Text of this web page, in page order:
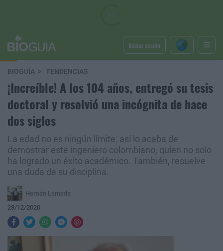
Iniciar sesión
BIOGUÍA TENDENCIAS
¡Increíble! A los 104 años, entregó su tesis
doctoral y resolvió una incógnita de hace
dos siglos
La edad no es ningún límite: así lo acaba de
demostrar este ingeniero colombiano, quien no solo
ha logrado un éxito académico. También, resuelve
una duda de su disciplina.
Hernán Lameda
28/12/2020